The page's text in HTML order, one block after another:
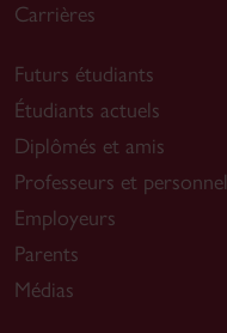
Carrières
Futurs étudiants
Étudiants actuels
Diplômés et amis
Professeurs et personnel
Employeurs
Parents
Médias